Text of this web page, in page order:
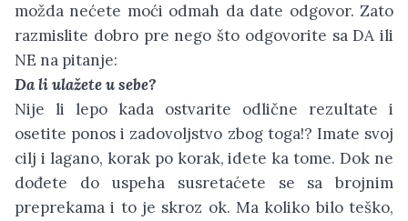
možda nećete moći odmah da date odgovor. Zato
razmislite dobro pre nego što odgovorite sa DA ili
NE na pitanje:
Da li ulažete u sebe?
Nije li lepo kada ostvarite odlične rezultate i
osetite ponos i zadovoljstvo zbog toga!? Imate svoj
cilj i lagano, korak po korak, idete ka tome. Dok ne
dođete do uspeha susretaćete se sa brojnim
preprekama i to je skroz ok. Ma koliko bilo teško,